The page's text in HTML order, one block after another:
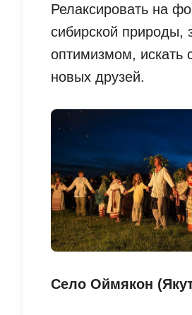
Релаксировать на
сибирской природы,
оптимизмом, искать
новых друзей.
Село Оймякон